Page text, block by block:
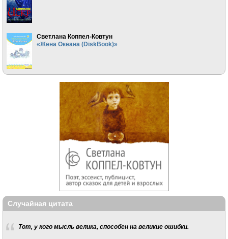
Светлана Коппел-Ковтун
«Жена Океана (DiskBook)»
Случайная цитата
Тот, у кого мысль велика, способен на великие ошибки.